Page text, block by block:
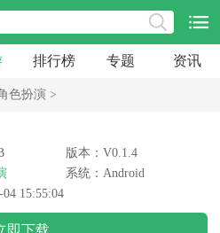
排行榜 专题 资讯
色扮演 >
版本：V0.1.4
系统：Android
15:55:04
即下载